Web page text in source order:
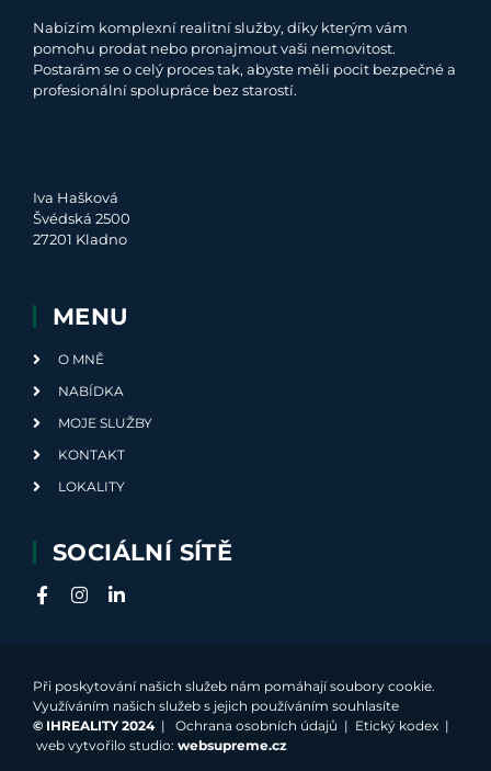
Nabízím komplexní realitní služby, díky kterým vám
pomohu prodat nebo pronajmout vaši nemovitost.
Postarám se o celý proces tak, abyste měli pocit bezpečné a
profesionální spolupráce bez starostí.
Iva Hašková
Švédská 2500
27201 Kladno
MENU
O MNĚ
NABÍDKA
MOJE SLUŽBY
KONTAKT
LOKALITY
SOCIÁLNÍ SÍTĚ
Při poskytování našich služeb nám pomáhají soubory cookie.
Využíváním našich služeb s jejich používáním souhlasíte
© IHREALITY 2024| Ochrana osobních údajů | Etický kodex |
web vytvořilo studio: websupreme.cz